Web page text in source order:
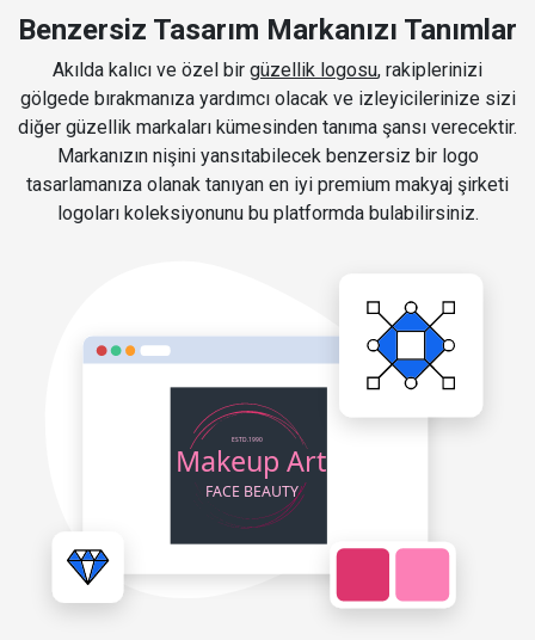
Benzersiz Tasarım Markanızı Tanımlar
Akılda kalıcı ve özel bir güzellik logosu, rakiplerinizi
gölgede bırakmanıza yardımcı olacak ve izleyicilerinize sizi
diğer güzellik markaları kümesinden tanıma şansı verecektir.
Markanızın nişini yansıtabilecek benzersiz bir logo
tasarlamanıza olanak tanıyan en iyi premium makyaj şirketi
logoları koleksiyonunu bu platformda bulabilirsiniz.